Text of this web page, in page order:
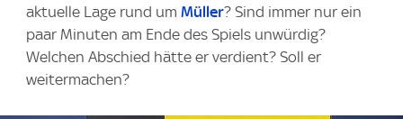
aktuelle Lage rund um Müller? Sind immer nur ein
paar Minuten am Ende des Spiels unwürdig?
Welchen Abschied hätte er verdient? Soll er
weitermachen?